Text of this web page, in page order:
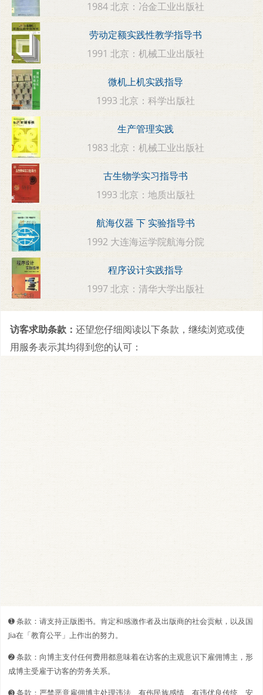
1984 北京：冶金工业出版社
劳动定额实践性教学指导书
1991 北京：机械工业出版社
微机上机实践指导
1993 北京：科学出版社
生产管理实践
1983 北京：机械工业出版社
古生物学实习指导书
1993 北京：地质出版社
航海仪器 下 实验指导书
1992 大连海运学院航海分院
程序设计实践指导
1997 北京：清华大学出版社
访客求助条款： 还望您仔细阅读以下条款，继续浏览或使
用服务表示其均得到您的认可：
➊️ 条款：请支持正版图书。肯定和感激作者及出版商的社会贡献，以及国
Jia在「教育公平」上作出的努力。
➋️️ 条款：向博主支付任何费用都意味着在访客的主观意识下雇佣博主，形
成博主受雇于访客的劳务关系。
➌ 条款：严禁恶意雇佣博主处理违法、有伤民族感情、有违优良传统、安